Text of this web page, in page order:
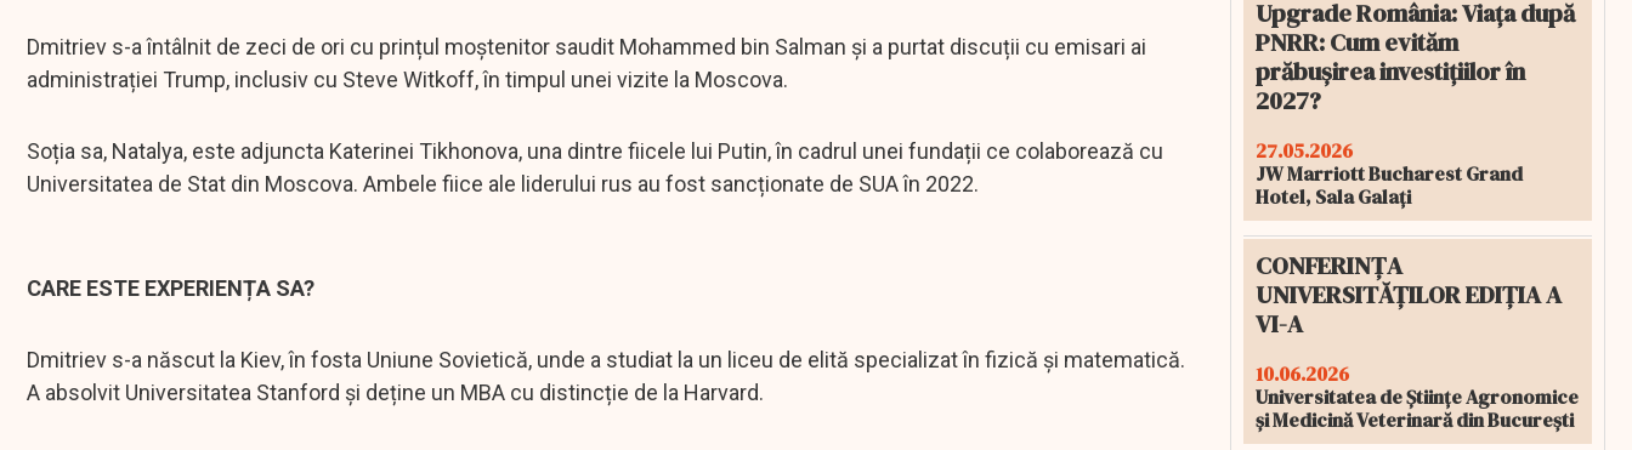
Dmitriev s-a întâlnit de zeci de ori cu prințul moștenitor saudit Mohammed bin Salman și a purtat discuții cu emisari ai
administrației Trump, inclusiv cu Steve Witkoff, în timpul unei vizite la Moscova.
Soția sa, Natalya, este adjuncta Katerinei Tikhonova, una dintre fiicele lui Putin, în cadrul unei fundații ce colaborează cu
Universitatea de Stat din Moscova. Ambele fiice ale liderului rus au fost sancționate de SUA în 2022.
CARE ESTE EXPERIENȚA SA?
Dmitriev s-a născut la Kiev, în fosta Uniune Sovietică, unde a studiat la un liceu de elită specializat în fizică și matematică.
A absolvit Universitatea Stanford și deține un MBA cu distincție de la Harvard.
Upgrade România: Viața după
PNRR: Cum evităm
prăbușirea investițiilor în
2027?
27.05.2026
JW Marriott Bucharest Grand
Hotel, Sala Galați
CONFERINȚA
UNIVERSITĂȚILOR EDIȚIA A
VI-A
10.06.2026
Universitatea de Științe Agronomice
și Medicină Veterinară din București